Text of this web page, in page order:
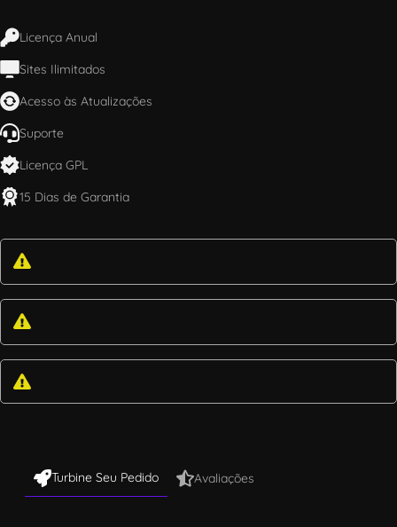
Licença Anual
Sites Ilimitados
Acesso às Atualizações
Suporte
Licença GPL
15 Dias de Garantia
Turbine Seu Pedido Avaliações